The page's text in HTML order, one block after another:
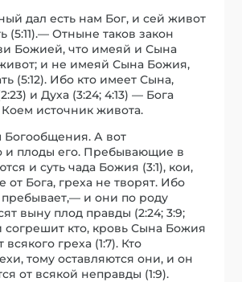
дал есть нам Бог, и сей живот
(5:11).— Отныне таков закон
Божией, что имеяй и Сына
и не имеяй Сына Божия,
(5:12). Ибо кто имеет Сына,
и Духа (3:24; 4:13) — Бога
источник живота.
Богообщения. А вот
и плоды его. Пребывающие в
и суть чада Божия (3:1), кои,
от Бога, греха не творят. Ибо
пребывает,— и они по роду
выну плод правды (2:24; 3:9;
согрешит кто, кровь Сына Божия
греха (1:7). Кто
тому оставляются они, и он
от всякой неправды (1:9).